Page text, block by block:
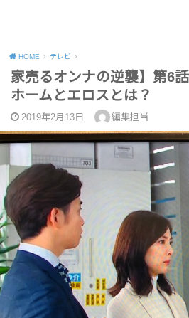
HOME テレビ
家売るオンナの逆襲】第6
ホームとエロスとは？
2019年2月13日 編集担当